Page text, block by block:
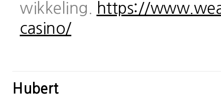
wikkeling.
https://
casino/
Hubert